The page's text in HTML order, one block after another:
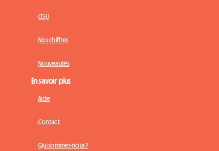
CGU
Nos chiffres
Nouveautés
En savoir plus
Aide
Contact
Qui sommes-nous ?